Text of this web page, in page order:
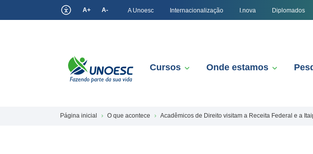
A+ A- A Unoesc Internacionalização I.nova Diplomados
Cursos Onde estamos
Página inicial O que acontece Acadêmicos de Direito visitam a Receita Federal e a